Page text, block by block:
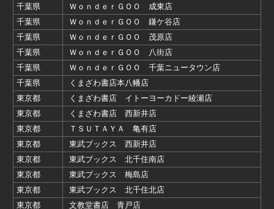
千葉県
ＷｏｎｄｅｒＧＯＯ 成東店
千葉県
ＷｏｎｄｅｒＧＯＯ 鎌ケ谷店
千葉県
ＷｏｎｄｅｒＧＯＯ 茂原店
千葉県
ＷｏｎｄｅｒＧＯＯ 八街店
千葉県
ＷｏｎｄｅｒＧＯＯ 千葉ニュータウン店
千葉県
くまざわ書店本八幡店
東京都
くまざわ書店 イトーヨーカドー綾瀬店
東京都
くまざわ書店 西新井店
東京都
ＴＳＵＴＡＹＡ 亀有店
東京都
東武ブックス 西新井店
東京都
東武ブックス 北千住南店
東京都
東武ブックス 梅島店
東京都
東武ブックス 北千住北店
東京都
文教堂書店 青戸店